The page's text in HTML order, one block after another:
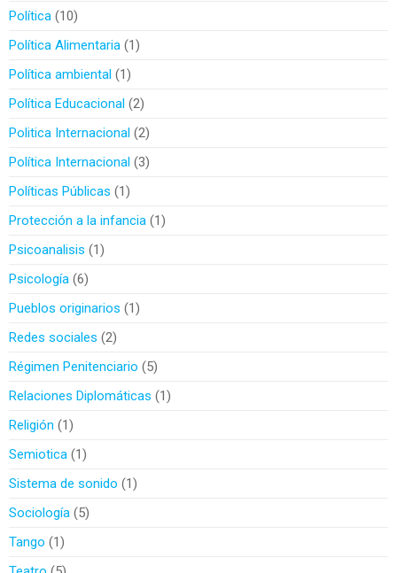
Política 10
Política Alimentaria 1
Política ambiental 1
Política Educacional 2
Politica Internacional 2
Política Internacional 3
Políticas Públicas
1
Protección a la infancia 1
Psicoanalisis
1
Psicología 6
Pueblos originarios
1
Redes sociales 2
Régimen Penitenciario
5
Relaciones Diplomáticas
1
Religión
1
Semiotica 1
Sistema de sonido
1
Sociología 5
Tango
1